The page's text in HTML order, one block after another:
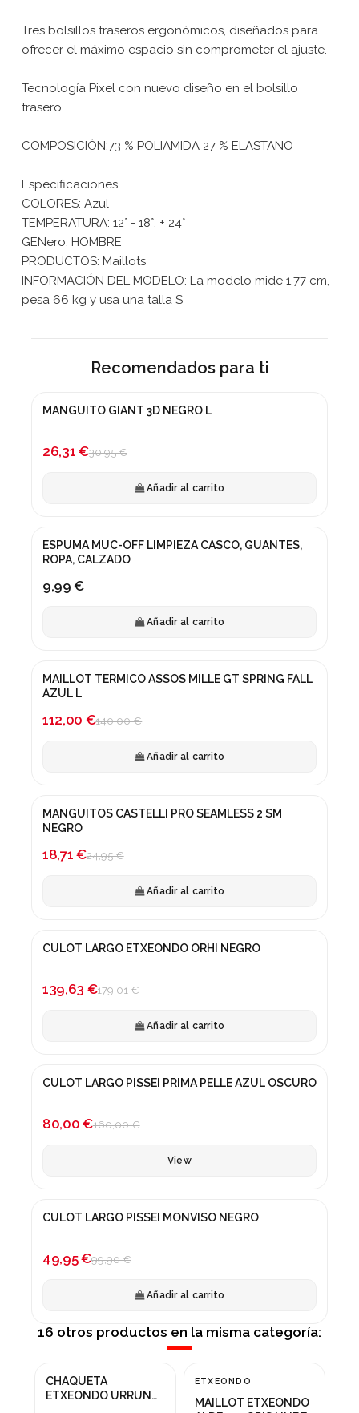
Tres bolsillos traseros ergonómicos, diseñados para
ofrecer el máximo espacio sin comprometer el ajuste.
Tecnología Pixel con nuevo diseño en el bolsillo
trasero.
COMPOSICIÓN:73 % POLIAMIDA 27 % ELASTANO
Especificaciones
COLORES: Azul
TEMPERATURA: 12° - 18°, + 24°
GENero: HOMBRE
PRODUCTOS: Maillots
INFORMACIÓN DEL MODELO: La modelo mide 1,77 cm,
pesa 66 kg y usa una talla S
Recomendados para ti
¡En oferta!
MANGUITO GIANT 3D NEGRO L
26,31 €30,95 €
Añadir al carrito
ESPUMA MUC-OFF LIMPIEZA CASCO, GUANTES,
ROPA, CALZADO
9,99 €
Añadir al carrito
¡En oferta!
MAILLOT TERMICO ASSOS MILLE GT SPRING FALL
AZUL L
112,00 €140,00 €
Añadir al carrito
¡En oferta!
MANGUITOS CASTELLI PRO SEAMLESS 2 SM
NEGRO
18,71 €24,95 €
Añadir al carrito
¡En oferta!
CULOT LARGO ETXEONDO ORHI NEGRO
139,63 €179,01 €
Añadir al carrito
¡En oferta!
CULOT LARGO PISSEI PRIMA PELLE AZUL OSCURO
80,00 €160,00 €
View
¡En oferta!
CULOT LARGO PISSEI MONVISO NEGRO
49,95 €99,90 €
Añadir al carrito
16 otros productos en la misma categoría:
¡En oferta!
CHAQUETA
ETXEONDO URRUN
ETXEONDO
MAILLOT ETXEONDO